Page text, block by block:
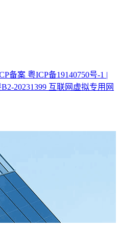
备案 粤ICP备19140750号-1 |
20231399 互联网虚拟专用网